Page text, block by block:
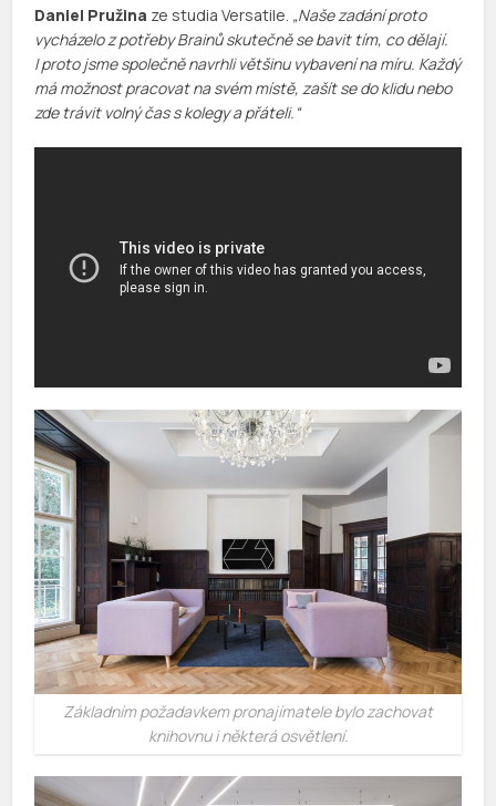
Daniel Pružina ze studia Versatile. „Naše zadání proto
vycházelo z potřeby Brainů skutečně se bavit tím, co dělají.
I proto jsme společně navrhli většinu vybavení na míru. Každý
má možnost pracovat na svém místě, zašít se do klidu nebo
zde trávit volný čas s kolegy a přáteli.“
Základním požadavkem pronajímatele bylo zachovat
knihovnu i některá osvětlení.